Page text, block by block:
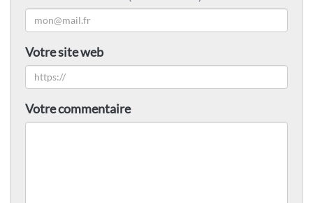
Votre site web
Votre commentaire